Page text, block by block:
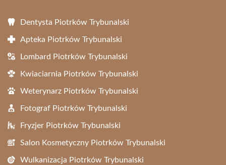
Dentysta Piotrków Trybunalski
Apteka Piotrków Trybunalski
Lombard Piotrków Trybunalski
Kwiaciarnia Piotrków Trybunalski
Weterynarz Piotrków Trybunalski
Fotograf Piotrków Trybunalski
Fryzjer Piotrków Trybunalski
Salon Kosmetyczny Piotrków Trybunalski
Wulkanizacja Piotrków Trybunalski